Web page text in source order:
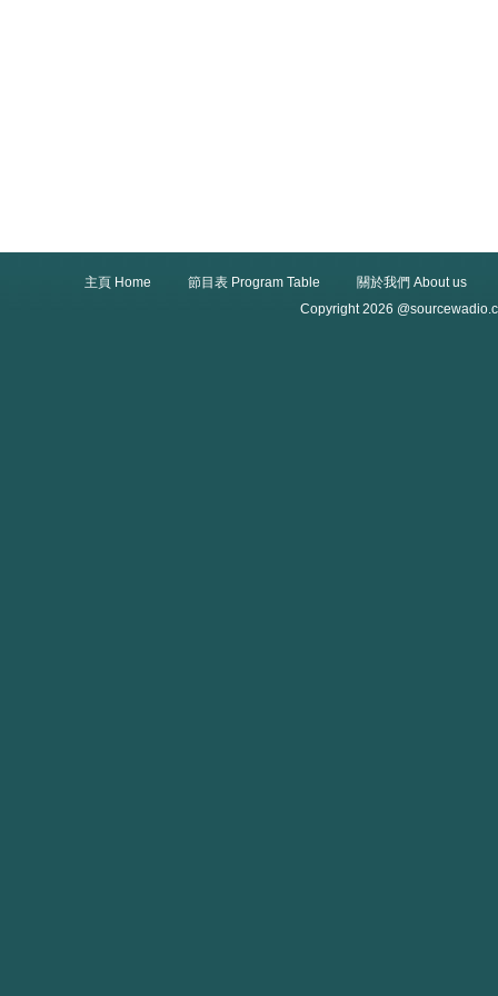
主頁 Home 節目表 Program Table
關於我們 About us
Copyright 2026